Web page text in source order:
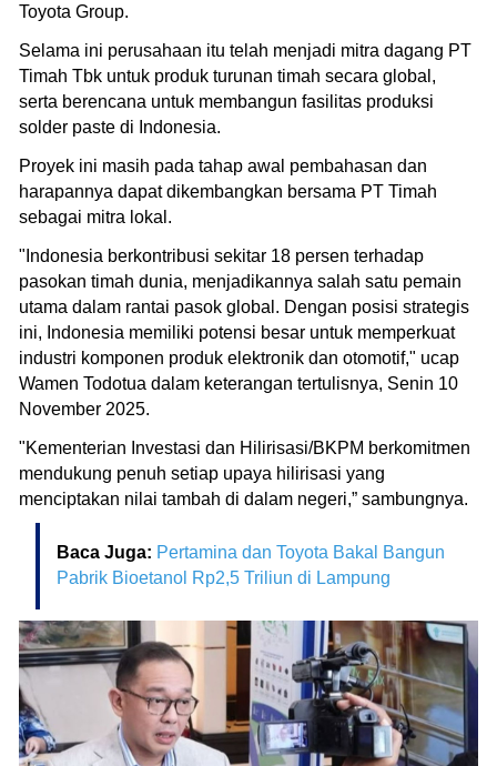
Toyota Group.
Selama ini perusahaan itu telah menjadi mitra dagang PT
Timah Tbk untuk produk turunan timah secara global,
serta berencana untuk membangun fasilitas produksi
solder paste di Indonesia.
Proyek ini masih pada tahap awal pembahasan dan
harapannya dapat dikembangkan bersama PT Timah
sebagai mitra lokal.
"Indonesia berkontribusi sekitar 18 persen terhadap
pasokan timah dunia, menjadikannya salah satu pemain
utama dalam rantai pasok global. Dengan posisi strategis
ini, Indonesia memiliki potensi besar untuk memperkuat
industri komponen produk elektronik dan otomotif," ucap
Wamen Todotua dalam keterangan tertulisnya, Senin 10
November 2025.
"Kementerian Investasi dan Hilirisasi/BKPM berkomitmen
mendukung penuh setiap upaya hilirisasi yang
menciptakan nilai tambah di dalam negeri,” sambungnya.
Baca Juga: Pertamina dan Toyota Bakal Bangun
Pabrik Bioetanol Rp2,5 Triliun di Lampung